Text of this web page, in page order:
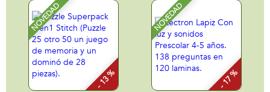
NOVEDAD
- 13 %
NOVEDAD
- 17 %